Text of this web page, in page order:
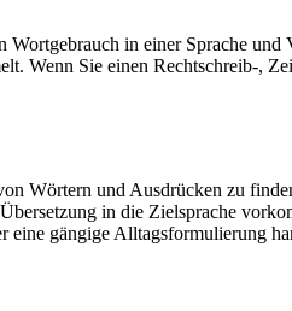
in einer Sprache und
Wenn Sie einen Rechtschreib-,
Wörtern und Ausdrücken zu
in die Zielsprache
eine gängige Alltagsformulierung